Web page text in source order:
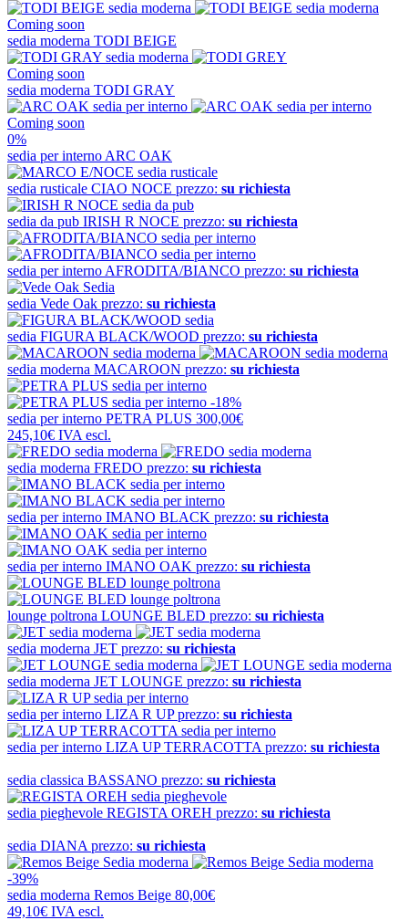
Coming soon
sedia moderna TODI BEIGE
Coming soon
sedia moderna TODI GRAY
Coming soon
0%
sedia per interno ARC OAK
sedia rusticale CIAO NOCE prezzo: su richiesta
sedia da pub IRISH R NOCE prezzo: su richiesta
sedia per interno AFRODITA/BIANCO prezzo: su richiesta
sedia Vede Oak prezzo: su richiesta
sedia FIGURA BLACK/WOOD prezzo: su richiesta
sedia moderna MACAROON prezzo: su richiesta
-18%
sedia per interno PETRA PLUS 300,00€
245,10€ IVA escl.
sedia moderna FREDO prezzo: su richiesta
sedia per interno IMANO BLACK prezzo: su richiesta
sedia per interno IMANO OAK prezzo: su richiesta
lounge poltrona LOUNGE BLED prezzo: su richiesta
sedia moderna JET prezzo: su richiesta
sedia moderna JET LOUNGE prezzo: su richiesta
sedia per interno LIZA R UP prezzo: su richiesta
sedia per interno LIZA UP TERRACOTTA prezzo: su richiesta
sedia classica BASSANO prezzo: su richiesta
sedia pieghevole REGISTA OREH prezzo: su richiesta
sedia DIANA prezzo: su richiesta
-39%
sedia moderna Remos Beige 80,00€
49,10€ IVA escl.